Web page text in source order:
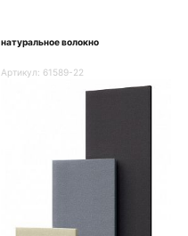
натуральное волокно
Артикул: 61589-22